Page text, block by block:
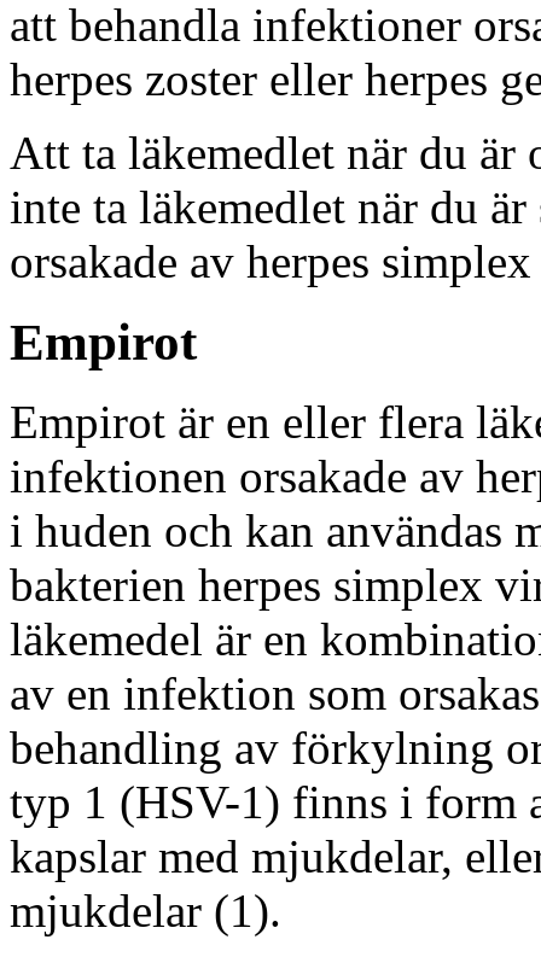
att behandla infektioner
herpes zoster eller herpes
Att ta läkemedlet när du är
inte ta läkemedlet när du
orsakade av herpes
Empirot
Empirot är en eller flera
infektionen orsakade av
i huden och kan användas
bakterien herpes simplex
läkemedel är en
av en infektion som
behandling av förkylning
typ 1 (HSV-1) finns i form
kapslar med mjukdelar,
mjukdelar (1).